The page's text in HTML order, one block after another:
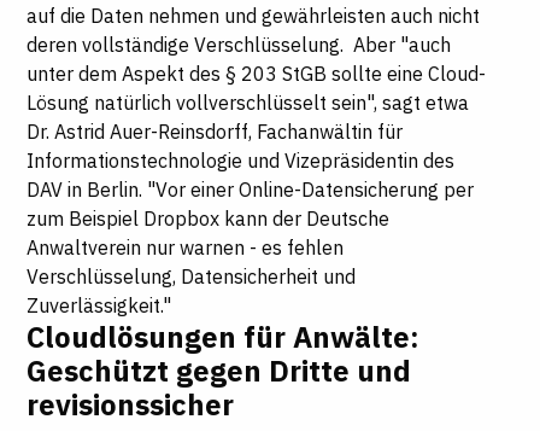
auf die Daten nehmen und gewährleisten auch nicht
deren vollständige Verschlüsselung. Aber "auch
unter dem Aspekt des § 203 StGB sollte eine Cloud-
Lösung natürlich vollverschlüsselt sein", sagt etwa
Dr. Astrid Auer-Reinsdorff, Fachanwältin für
Informationstechnologie und Vizepräsidentin des
DAV in Berlin. "Vor einer Online-Datensicherung per
zum Beispiel Dropbox kann der Deutsche
Anwaltverein nur warnen - es fehlen
Verschlüsselung, Datensicherheit und
Zuverlässigkeit."
Cloudlösungen für Anwälte:
Geschützt gegen Dritte und
revisionssicher